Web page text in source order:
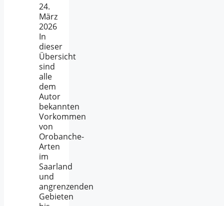
24.
März
2026
In
dieser
Übersicht
sind
alle
dem
Autor
bekannten
Vorkommen
von
Orobanche-
Arten
im
Saarland
und
angrenzenden
Gebieten